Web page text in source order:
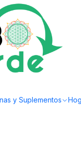
y Suplementos
de Santiago
Organics - Mascarilla